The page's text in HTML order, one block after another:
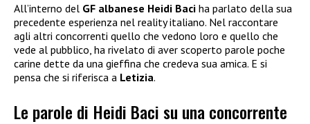
All’interno del GF albanese Heidi Baci ha parlato della sua
precedente esperienza nel reality italiano. Nel raccontare
agli altri concorrenti quello che vedono loro e quello che
vede al pubblico, ha rivelato di aver scoperto parole poche
carine dette da una gieffina che credeva sua amica. E si
pensa che si riferisca a Letizia.
Le parole di Heidi Baci su una concorrente